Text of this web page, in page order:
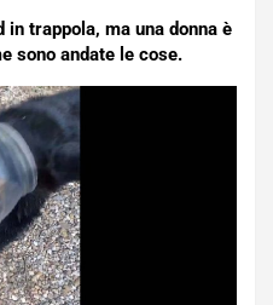
in trappola, ma una donna è
sono andate le cose.